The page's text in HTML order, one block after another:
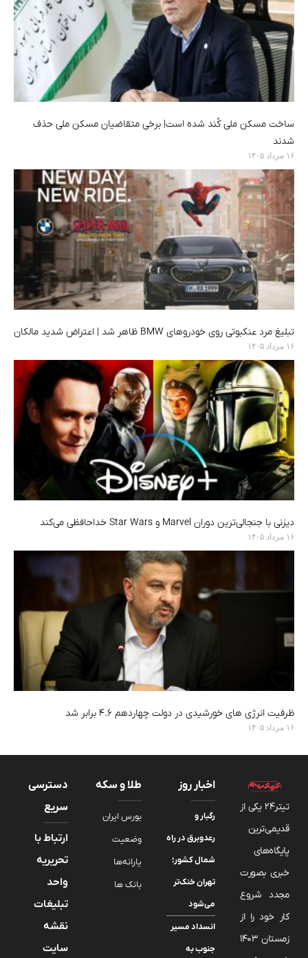
ساخت مسکن ملی کُند شده است| برخی متقاضیان مسکن ملی حذف
شدند
۱۶ مرداد ۱۴۰۵
تبلیغ مرد عنکبوتی روی خودروهای BMW ظاهر شد | اعتراض شدید مالکان
۱۶ مرداد ۱۴۰۵
دیزنی با جنجالی‌ترین دوران Marvel و Star Wars خداحافظی می‌کند
۱۶ مرداد ۱۴۰۵
ظرفیت انرژی های خورشیدی در دولت چهاردهم ۴.۶ برابر شد
۱۶ مرداد ۱۴۰۵
تیتر24 یکی از
قدیمی‌ترین
پایگاه‌های
خبری بصورت
مجدد شروع
کار خود را از
زمستان 1403
اخبار روز
رگبار و
رعدوبرق در راه
شمال کشور؛
تهران خنک‌تر
می‌شود
انسداد مسیر
جنوب به
طلا و سکه
بورس ایران
وضعیت
یارانه‌ها
بانک ها
دسترسی
سریع
ارتباط با
تحریریه
واحد
تبلیغات
نقشه
سایت